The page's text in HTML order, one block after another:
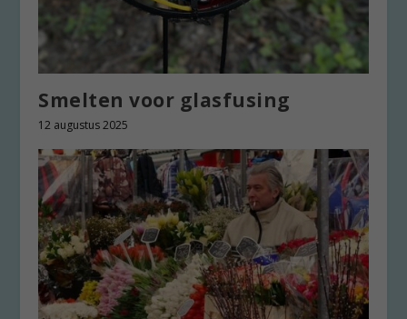
Smelten voor glasfusing
12 augustus 2025